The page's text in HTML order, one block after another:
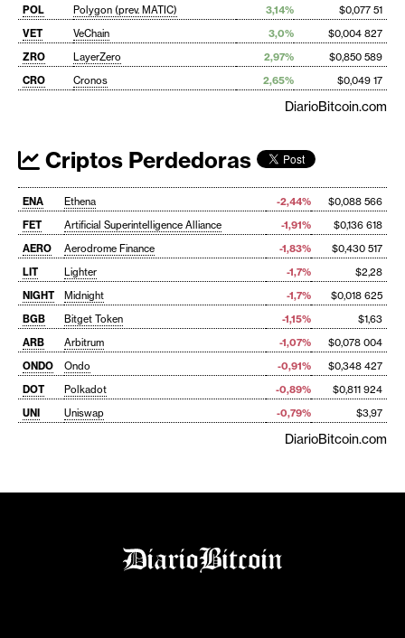
POL
Polygon (prev. MATIC) 3,14%
$0,077 51
VET
VeChain 3,0%
$0,004 827
ZRO
LayerZero 2,97%
$0,850 589
CRO
Cronos 2,65% $0,049 17
DiarioBitcoin.com
Criptos Perdedoras
ENA Ethena -2,44%
$0,088 566
FET
Artificial Superintelligence Alliance -1,91%
$0,136 618
AERO
Aerodrome Finance -1,83%
$0,430 517
LIT
Lighter -1,7%
$2,28
NIGHT
Midnight -1,7%
$0,018 625
BGB
Bitget Token -1,15%
$1,63
ARB
Arbitrum -1,07%
$0,078 004
ONDO
Ondo -0,91%
$0,348 427
DOT
Polkadot -0,89%
$0,811 924
UNI
Uniswap -0,79% $3,97
DiarioBitcoin.com